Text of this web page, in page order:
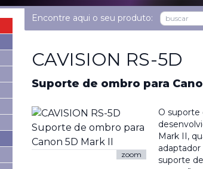
Encontre aqui o seu produto:
CAVISION RS-5D
Suporte de ombro para
zoom
O suporte
Mark II,
suporte